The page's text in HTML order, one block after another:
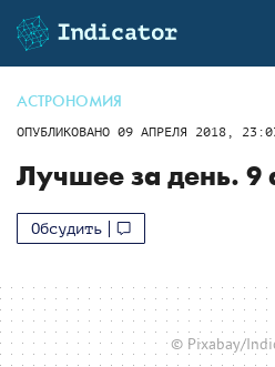
АСТРОНОМИЯ
ОПУБЛИКОВАНО 09 АПРЕЛЯ 2018,
Лучшее за день. 9
Обсудить
© Pixabay/